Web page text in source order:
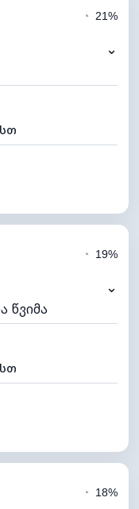
◔ 21%
⌄
◔ 19%
⌄
წვიმა
◔ 18%